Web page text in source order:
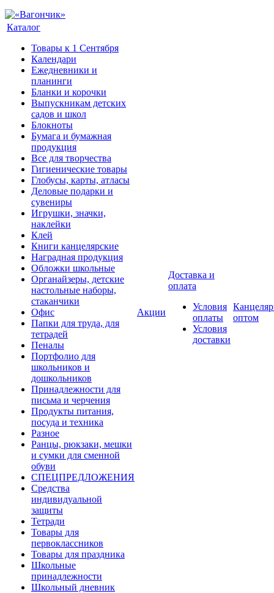
Каталог
Товары к 1 Сентября
Календари
Ежедневники и
планинги
Бланки и корочки
Выпускникам детских
садов и школ
Блокноты
Бумага и бумажная
продукция
Все для творчества
Гигиенические товары
Глобусы, карты, атласы
Деловые подарки и
сувениры
Игрушки, значки,
наклейки
Клей
Книги канцелярские
Наградная продукция
Обложки школьные
Органайзеры, детские
настольные наборы,
стаканчики
Офис
Папки для труда, для
тетрадей
Пеналы
Портфолио для
школьников и
дошкольников
Принадлежности для
письма и черчения
Продукты питания,
посуда и техника
Разное
Ранцы, рюкзаки, мешки
и сумки для сменной
обуви
СПЕЦПРЕДЛОЖЕНИЯ
Средства
индивидуальной
защиты
Тетради
Товары для
первоклассников
Товары для праздника
Школьные
принадлежности
Школьный дневник
Акции
Доставка и
оплата
Условия
оплаты
Условия
доставки
оптом